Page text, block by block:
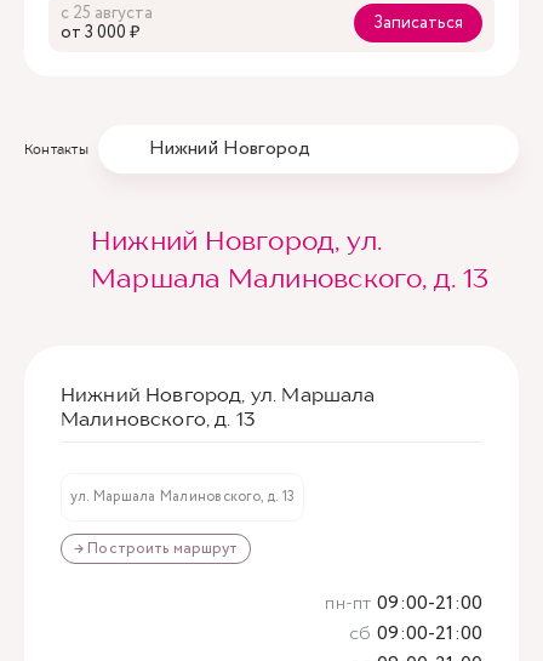
с 25 августа
oт 3 000 ₽
Записаться
Контакты Нижний Новгород
Нижний Новгород, ул.
Маршала Малиновского, д. 13
Нижний Новгород, ул. Маршала
Малиновского, д. 13
ул. Маршала Малиновского, д. 13
→ Построить маршрут
пн-пт 09:00-21:00
сб 09:00-21:00